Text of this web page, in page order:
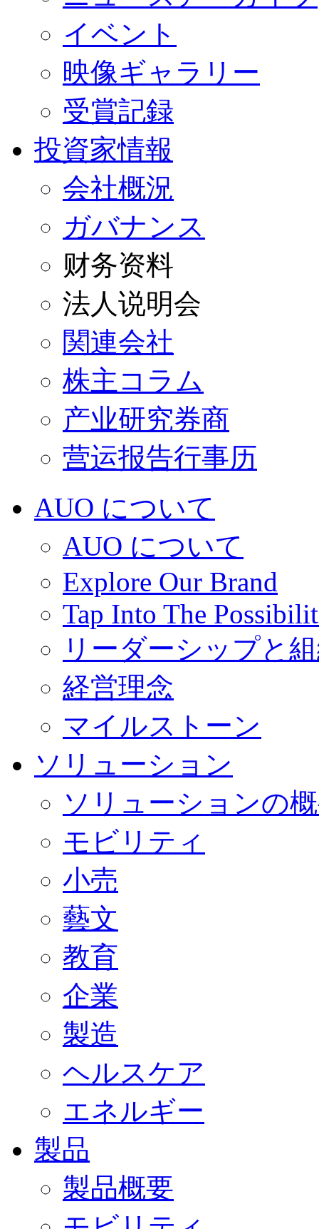
イベント
映像ギャラリー
受賞記録
投資家情報
会社概況
ガバナンス
财务资料
法人说明会
関連会社
株主コラム
产业研究券商
营运报告行事历
AUO について
AUO について
Explore Our Brand
Tap Into The
リーダーシップと
経営理念
マイルストーン
ソリューション
ソリューションの
モビリティ
小売
藝文
教育
企業
製造
ヘルスケア
エネルギー
製品
製品概要